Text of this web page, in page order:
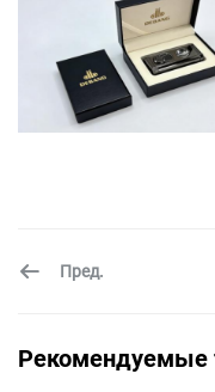
Пред.
Рекомендуемые